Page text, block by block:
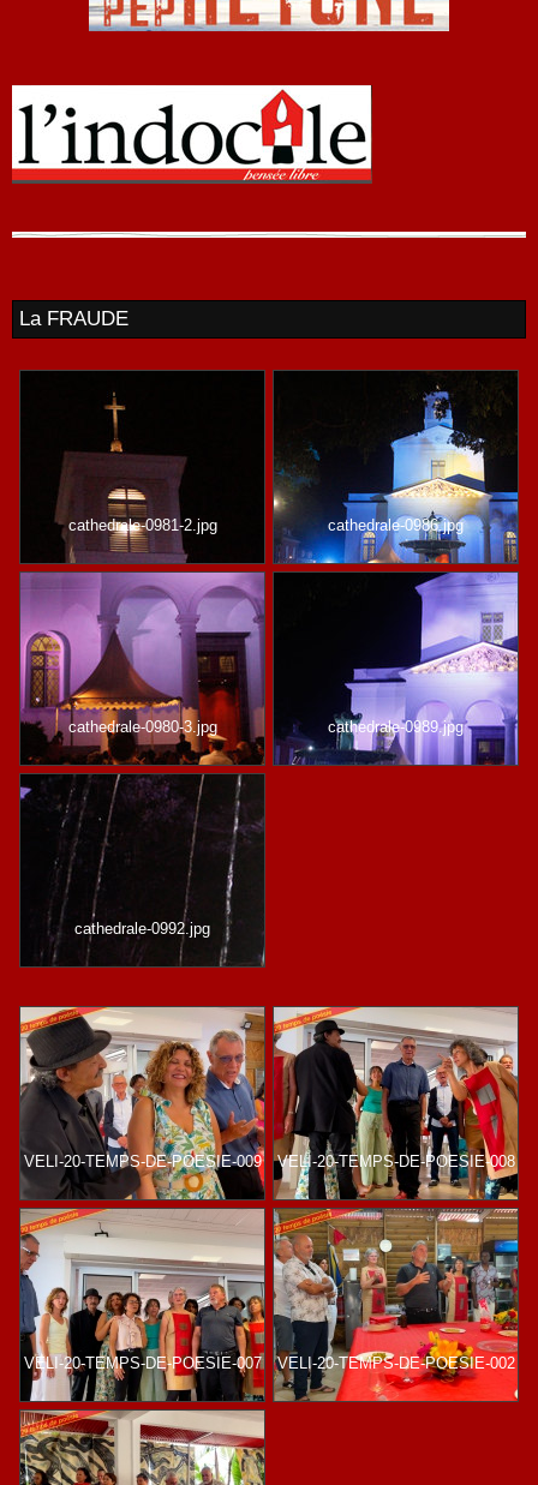
La FRAUDE
cathedrale-0981-2.jpg cathedrale-0986.jpg
cathedrale-0980-3.jpg cathedrale-0989.jpg
cathedrale-0992.jpg
VELI-20-TEMPS-DE-POESIE-009 VELI-20-TEMPS-DE-POESIE-008
VELI-20-TEMPS-DE-POESIE-007 VELI-20-TEMPS-DE-POESIE-002